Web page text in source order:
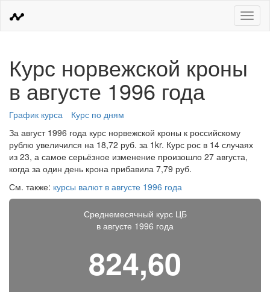
Меню
Курс норвежской кроны
в августе 1996 года
График курса
Курс по дням
За август 1996 года курс норвежской кроны к российскому
рублю увеличился на 18,72 руб. за 1kr. Курс рос в 14 случаях
из 23, а самое серьёзное изменение произошло 27 августа,
когда за один день крона прибавила 7,79 руб.
См. также: курсы валют в августе 1996 года
Среднемесячный курс ЦБ
в августе 1996 года
824,60